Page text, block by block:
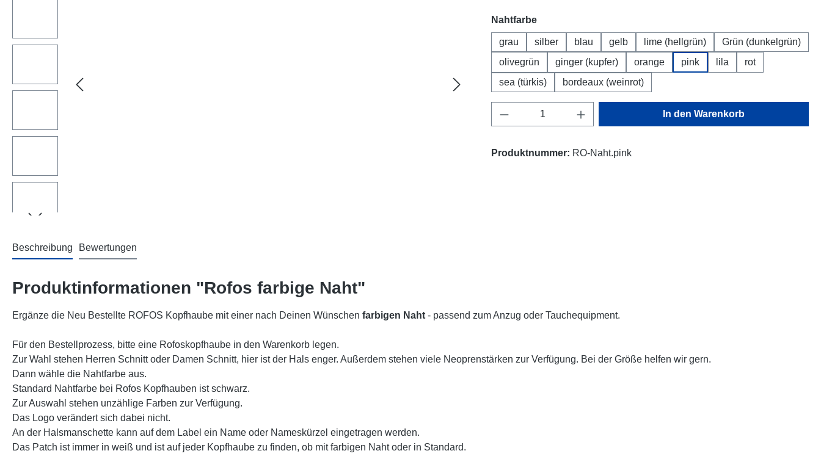
Nahtfarbeauswählen
grau silber blau gelb lime (hellgrün)
Grün (dunkelgrün)
olivegrün
ginger (kupfer) orange pink lila
rot
sea (türkis)
bordeaux (weinrot)
Produkt Anzahl: Gib den gewünschten Wert ein
In den Warenkorb
Produktnummer: RO-Naht.pink
Beschreibung Bewertungen
Produktinformationen "Rofos farbige Naht"
Ergänze die Neu Bestellte ROFOS Kopfhaube mit einer nach Deinen Wünschen farbigen Naht - passend zum Anzug oder Tauchequipment.
Für den Bestellprozess, bitte eine Rofoskopfhaube in den Warenkorb legen.
Zur Wahl stehen Herren Schnitt oder Damen Schnitt, hier ist der Hals enger. Außerdem stehen viele Neoprenstärken zur Verfügung. Bei der Größe helfen wir gern.
Dann wähle die Nahtfarbe aus.
Standard Nahtfarbe bei Rofos Kopfhauben ist schwarz.
Zur Auswahl stehen unzählige Farben zur Verfügung.
Das Logo verändert sich dabei nicht.
An der Halsmanschette kann auf dem Label ein Name oder Nameskürzel eingetragen werden.
Das Patch ist immer in weiß und ist auf jeder Kopfhaube zu finden, ob mit farbigen Naht oder in Standard.